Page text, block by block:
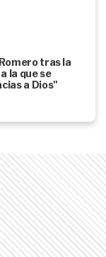
tras la
la que se
a Dios"